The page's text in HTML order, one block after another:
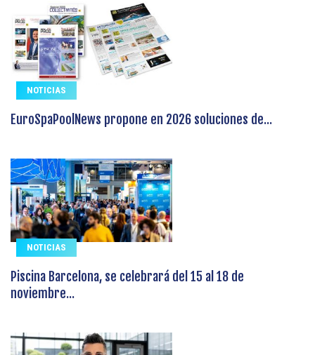
NOTICIAS
EuroSpaPoolNews propone en 2026 soluciones de...
NOTICIAS
Piscina Barcelona, se celebrará del 15 al 18 de
noviembre...